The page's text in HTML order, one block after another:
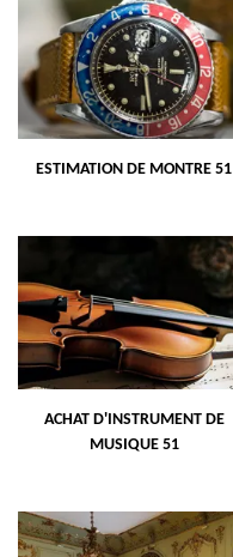
ESTIMATION DE MONTRE 51
ACHAT D'INSTRUMENT DE
MUSIQUE 51